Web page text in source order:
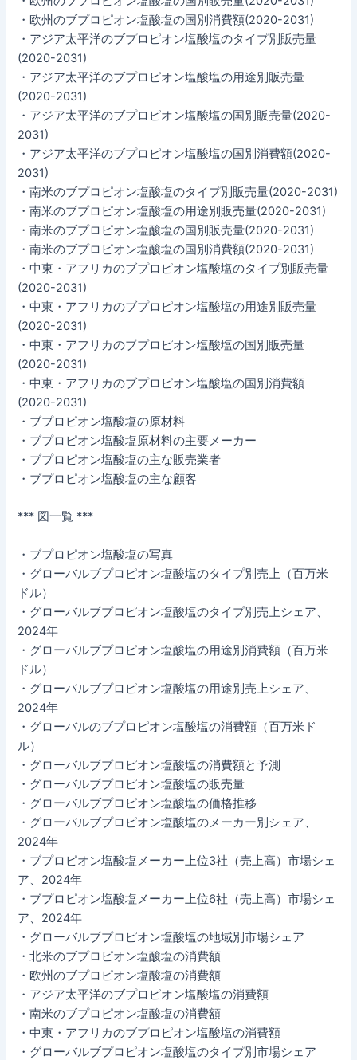
・欧州のブプロピオン塩酸塩の国別消費額(2020-2031)
・アジア太平洋のブプロピオン塩酸塩のタイプ別販売量
(2020-2031)
・アジア太平洋のブプロピオン塩酸塩の用途別販売量
(2020-2031)
・アジア太平洋のブプロピオン塩酸塩の国別販売量(2020-
2031)
・アジア太平洋のブプロピオン塩酸塩の国別消費額(2020-
2031)
・南米のブプロピオン塩酸塩のタイプ別販売量(2020-2031)
・南米のブプロピオン塩酸塩の用途別販売量(2020-2031)
・南米のブプロピオン塩酸塩の国別販売量(2020-2031)
・南米のブプロピオン塩酸塩の国別消費額(2020-2031)
・中東・アフリカのブプロピオン塩酸塩のタイプ別販売量
(2020-2031)
・中東・アフリカのブプロピオン塩酸塩の用途別販売量
(2020-2031)
・中東・アフリカのブプロピオン塩酸塩の国別販売量
(2020-2031)
・中東・アフリカのブプロピオン塩酸塩の国別消費額
(2020-2031)
・ブプロピオン塩酸塩の原材料
・ブプロピオン塩酸塩原材料の主要メーカー
・ブプロピオン塩酸塩の主な販売業者
・ブプロピオン塩酸塩の主な顧客
*** 図一覧 ***
・ブプロピオン塩酸塩の写真
・グローバルブプロピオン塩酸塩のタイプ別売上（百万米
ドル）
・グローバルブプロピオン塩酸塩のタイプ別売上シェア、
2024年
・グローバルブプロピオン塩酸塩の用途別消費額（百万米
ドル）
・グローバルブプロピオン塩酸塩の用途別売上シェア、
2024年
・グローバルのブプロピオン塩酸塩の消費額（百万米ド
ル）
・グローバルブプロピオン塩酸塩の消費額と予測
・グローバルブプロピオン塩酸塩の販売量
・グローバルブプロピオン塩酸塩の価格推移
・グローバルブプロピオン塩酸塩のメーカー別シェア、
2024年
・ブプロピオン塩酸塩メーカー上位3社（売上高）市場シェ
ア、2024年
・ブプロピオン塩酸塩メーカー上位6社（売上高）市場シェ
ア、2024年
・グローバルブプロピオン塩酸塩の地域別市場シェア
・北米のブプロピオン塩酸塩の消費額
・欧州のブプロピオン塩酸塩の消費額
・アジア太平洋のブプロピオン塩酸塩の消費額
・南米のブプロピオン塩酸塩の消費額
・中東・アフリカのブプロピオン塩酸塩の消費額
・グローバルブプロピオン塩酸塩のタイプ別市場シェア